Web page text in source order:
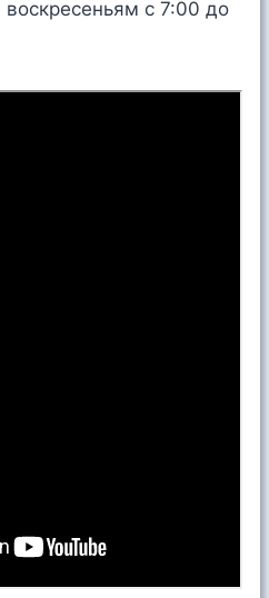
с 7:00 до